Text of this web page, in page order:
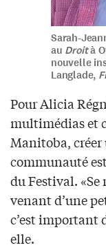
Sarah-
au Droità
nouvelle
Langlade,
Pour Alicia
multimédias et
Manitoba,
communauté
du Festival. «Se
venant d’une
c’est important
elle.